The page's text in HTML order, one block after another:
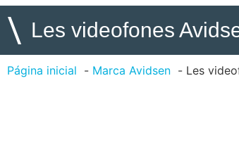
\ Les videofones
Página inicial Marca Avidsen Les